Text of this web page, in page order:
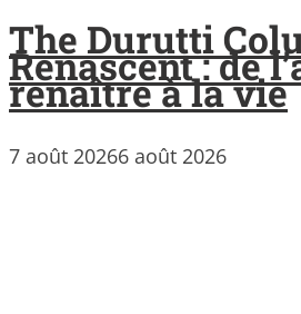
The Durutti
Renascent : de
renaître à la vie
7 août 20266 août 2026